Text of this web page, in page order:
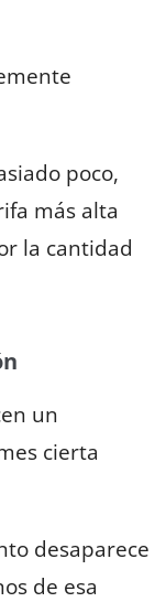
poco,
más alta
la cantidad
un
cierta
desaparece
de esa